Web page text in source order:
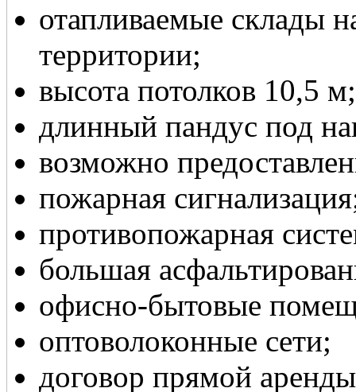
отапливаемые склады
территории;
высота потолков 10,5 м;
длинный пандус под
возможно
пожарная
противопожарная
большая
офисно-бытовые
оптоволоконные сети;
договор прямой